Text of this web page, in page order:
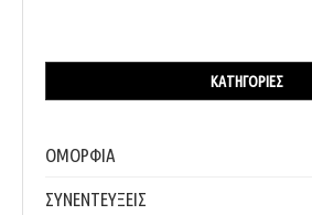
ΚΑΤΗΓΟΡΊΕΣ
ΟΜΟΡΦΙΑ
ΣΥΝΕΝΤΕΥΞΕΙΣ